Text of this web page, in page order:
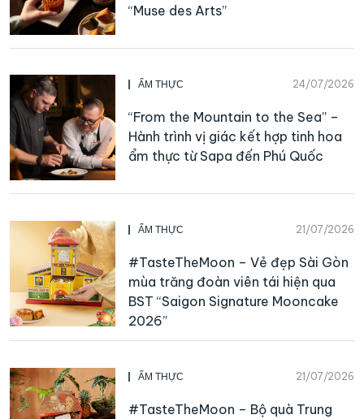
“Muse des Arts”
ẨM THỰC 24/07/2026
“From the Mountain to the Sea” –
Hành trình vị giác kết hợp tinh hoa
ẩm thực từ Sapa đến Phú Quốc
ẨM THỰC 21/07/2026
#TasteTheMoon – Vẻ đẹp Sài Gòn
mùa trăng đoàn viên tái hiện qua
BST “Saigon Signature Mooncake
2026”
ẨM THỰC 21/07/2026
#TasteTheMoon – Bộ quà Trung